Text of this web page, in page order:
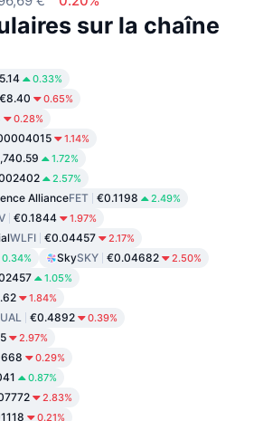
sur la chaîne
0.33%
€8.40 0.65%
0.28%
1.14%
1.72%
2.57%
AllianceFET €0.1198 2.49%
€0.1844 1.97%
WLFI €0.04457 2.17%
0.34% SkySKY €0.04682 2.50%
1.05%
1.84%
€0.4892 0.39%
2.97%
0.29%
0.87%
2.83%
0.21%